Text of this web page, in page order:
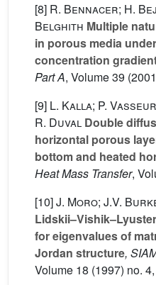
[8] R. Bennacer; H.
Belghith Multiple
in porous media
concentration
Part A, Volume 39
[9] L. Kalla; P.
R. Duval Double
horizontal porous
bottom and heated
Heat Mass Transfer,
[10]J. Moro; J.V.
for eigenvalues of
Jordan structure,
Volume 18 (1997) no.